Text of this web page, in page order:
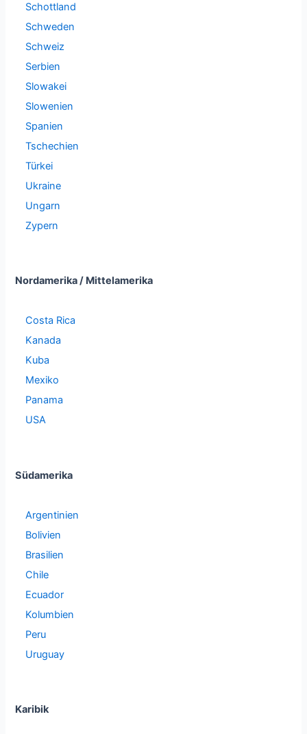
Schottland
Schweden
Schweiz
Serbien
Slowakei
Slowenien
Spanien
Tschechien
Türkei
Ukraine
Ungarn
Zypern
Nordamerika / Mittelamerika
Costa Rica
Kanada
Kuba
Mexiko
Panama
USA
Südamerika
Argentinien
Bolivien
Brasilien
Chile
Ecuador
Kolumbien
Peru
Uruguay
Karibik